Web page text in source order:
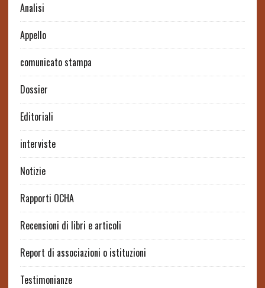
Analisi
Appello
comunicato stampa
Dossier
Editoriali
interviste
Notizie
Rapporti OCHA
Recensioni di libri e articoli
Report di associazioni o istituzioni
Testimonianze